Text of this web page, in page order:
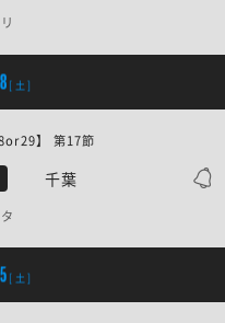
[土]
千葉
】 第17節
[土]